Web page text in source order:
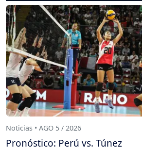
Noticias • AGO 5 / 2026
Pronóstico: Perú vs. Túnez